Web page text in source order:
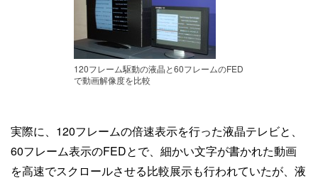
120フレーム駆動の液晶と60フレームのFED
で動画解像度を比較
実際に、120フレームの倍速表示を行った液晶テレビと、
60フレーム表示のFEDとで、細かい文字が書かれた動画
を高速でスクロールさせる比較展示も行われていたが、液